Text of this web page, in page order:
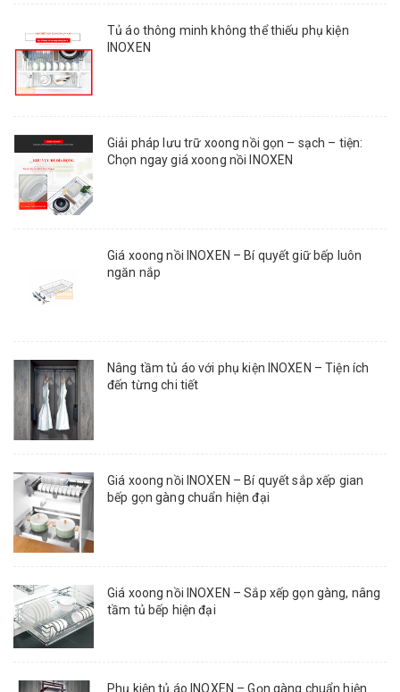
Tủ áo thông minh không thể thiếu phụ kiện
INOXEN
Giải pháp lưu trữ xoong nồi gọn – sạch – tiện:
Chọn ngay giá xoong nồi INOXEN
Giá xoong nồi INOXEN – Bí quyết giữ bếp luôn
ngăn nắp
Nâng tầm tủ áo với phụ kiện INOXEN – Tiện ích
đến từng chi tiết
Giá xoong nồi INOXEN – Bí quyết sắp xếp gian
bếp gọn gàng chuẩn hiện đại
Giá xoong nồi INOXEN – Sắp xếp gọn gàng, nâng
tầm tủ bếp hiện đại
Phụ kiện tủ áo INOXEN – Gọn gàng chuẩn hiện